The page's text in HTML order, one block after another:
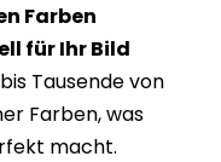
Farben
für Ihr Bild
Tausende von
Farben, was
macht.